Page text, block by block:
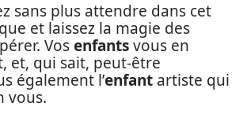
sans plus attendre dans cet
et laissez la magie des
Vosenfantsvous en
et, qui sait, peut-être
également l’enfant artiste qui
vous.